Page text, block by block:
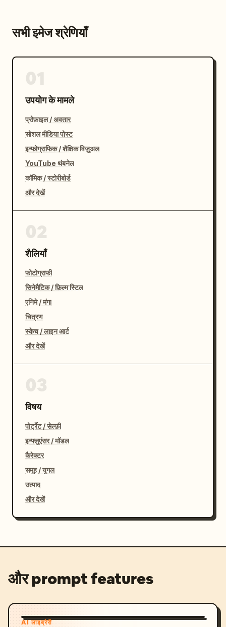
सभी इमेज श्रेणियाँ
उपयोग के मामले
प्रोफ़ाइल / अवतार
सोशल मीडिया पोस्ट
इन्फोग्राफिक / शैक्षिक विज़ुअल
YouTube थंबनेल
कॉमिक / स्टोरीबोर्ड
और देखें
शैलियाँ
फोटोग्राफी
सिनेमैटिक / फ़िल्म स्टिल
एनिमे / मंगा
चित्रण
स्केच / लाइन आर्ट
और देखें
विषय
पोर्ट्रेट / सेल्फ़ी
इन्फ्लुएंसर / मॉडल
कैरेक्टर
समूह / युगल
उत्पाद
और देखें
और prompt features
AI लाइब्रेरी